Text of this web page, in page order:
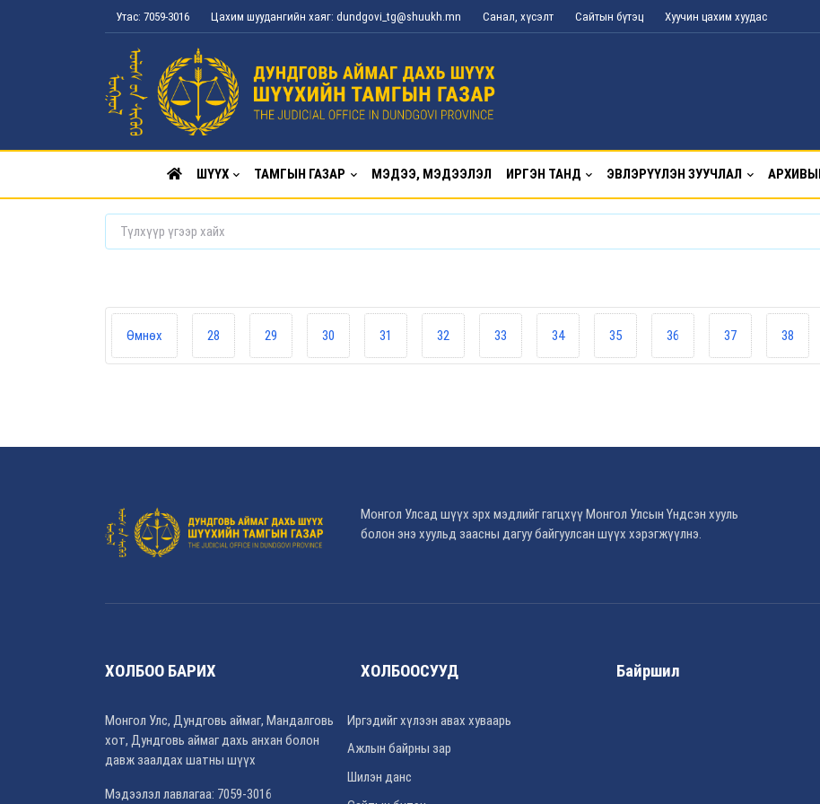
Утас: 7059-3016 Цахим шуудангийн хаяг: dundgovi_tg@shuukh.mn Санал, хүсэлт Сайтын бүтэц Хуучин цахим хуудас
ШҮҮХ ТАМГЫН ГАЗАР МЭДЭЭ, МЭДЭЭЛЭЛ ИРГЭН ТАНД ЭВЛЭРҮҮЛЭН ЗУУЧЛАЛ
Өмнөх 28 29 30 31 32 33 34 35 36 37 38
Монгол Улсад шүүх эрх мэдлийг гагцхүү Монгол Улсын Үндсэн хууль
болон энэ хуульд заасны дагуу байгуулсан шүүх хэрэгжүүлнэ.
ХОЛБОО БАРИХ
Монгол Улс, Дундговь аймаг, Мандалговь
хот, Дундговь аймаг дахь анхан болон
давж заалдах шатны шүүх
Мэдээлэл лавлагаа: 7059-3016
ХОЛБООСУУД
Иргэдийг хүлээн авах хуваарь
Ажлын байрны зар
Шилэн данс
Байршил